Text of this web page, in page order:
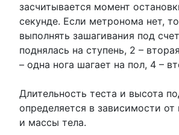
засчитывается момент
секунде. Если метронома нет,
выполнять зашагивания под
поднялась на ступень, 2 –
– одна нога шагает на пол, 4 –
Длительность теста и высота
определяется в зависимости от
и массы тела.